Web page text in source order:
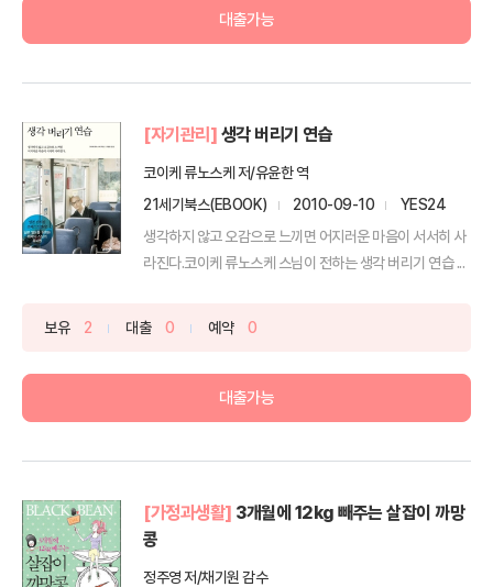
대출가능
[자기관리] 생각 버리기 연습
코이케 류노스케 저/유윤한 역
21세기북스(EBOOK)
2010-09-10
YES24
생각하지 않고 오감으로 느끼면 어지러운 마음이 서서히 사
라진다.코이케 류노스케 스님이 전하는 생각 버리기 연습 ...
보유 2 대출 0 예약 0
대출가능
[가정과생활] 3개월에 12kg 빼주는 살잡이 까망
콩
정주영 저/채기원 감수